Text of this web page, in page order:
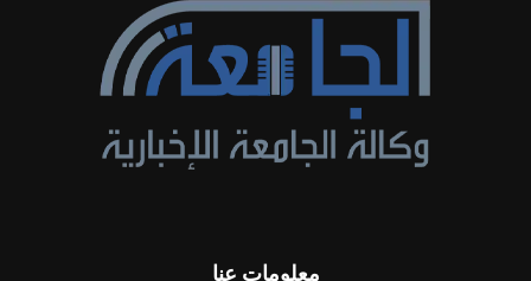
معلومات عنا